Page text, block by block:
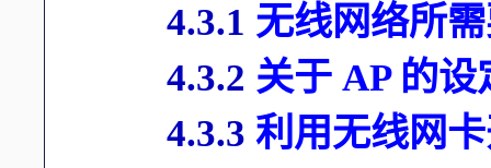
4.3.1 无线网络所
4.3.2 关于 AP 的
4.3.3 利用无线网